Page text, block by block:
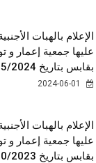
الإعلام بالهبات
عليها جمعية إعمار و
بقابس بتاريخ 29/05/2024.
الإعلام بالهبات
عليها جمعية إعمار و
بقابس بتاريخ 06/10/2023.